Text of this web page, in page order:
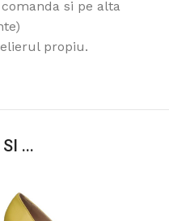
si pe alta
propiu.
...